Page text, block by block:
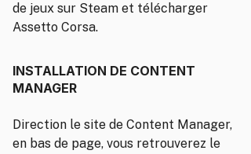
de jeux sur Steam et télécharger
Assetto Corsa.
INSTALLATION DE CONTENT
MANAGER
Direction le site de Content Manager,
en bas de page, vous retrouverez le